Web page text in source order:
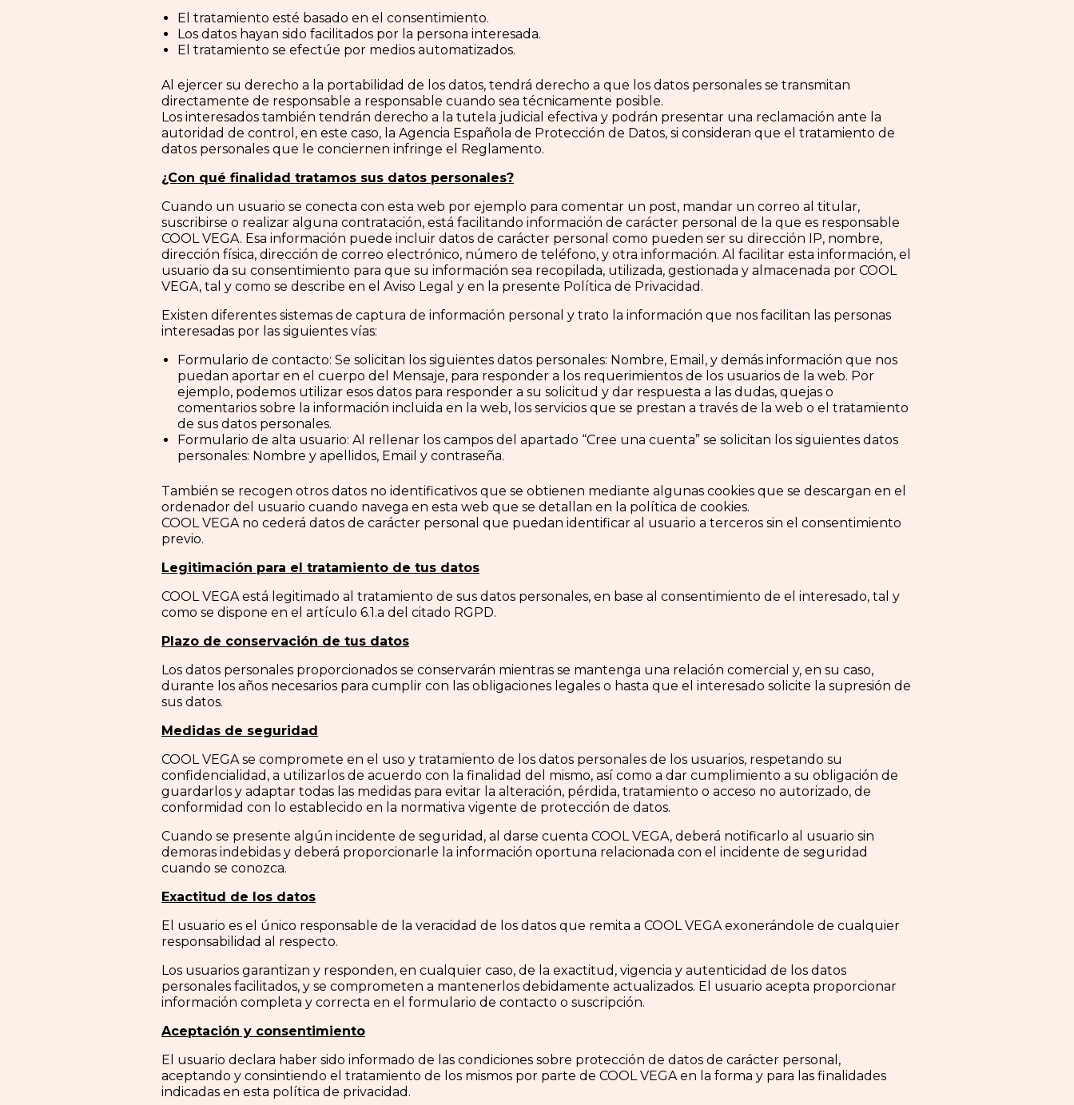
El tratamiento esté basado en el consentimiento.
Los datos hayan sido facilitados por la persona interesada.
El tratamiento se efectúe por medios automatizados.
Al ejercer su derecho a la portabilidad de los datos, tendrá derecho a que los datos personales se transmitan
directamente de responsable a responsable cuando sea técnicamente posible.
Los interesados también tendrán derecho a la tutela judicial efectiva y podrán presentar una reclamación ante la
autoridad de control, en este caso, la Agencia Española de Protección de Datos, si consideran que el tratamiento de
datos personales que le conciernen infringe el Reglamento.
¿Con qué finalidad tratamos sus datos personales?
Cuando un usuario se conecta con esta web por ejemplo para comentar un post, mandar un correo al titular,
suscribirse o realizar alguna contratación, está facilitando información de carácter personal de la que es responsable
COOL VEGA. Esa información puede incluir datos de carácter personal como pueden ser su dirección IP, nombre,
dirección física, dirección de correo electrónico, número de teléfono, y otra información. Al facilitar esta información, el
usuario da su consentimiento para que su información sea recopilada, utilizada, gestionada y almacenada por COOL
VEGA, tal y como se describe en el Aviso Legal y en la presente Política de Privacidad.
Existen diferentes sistemas de captura de información personal y trato la información que nos facilitan las personas
interesadas por las siguientes vías:
Formulario de contacto: Se solicitan los siguientes datos personales: Nombre, Email, y demás información que nos
puedan aportar en el cuerpo del Mensaje, para responder a los requerimientos de los usuarios de la web. Por
ejemplo, podemos utilizar esos datos para responder a su solicitud y dar respuesta a las dudas, quejas o
comentarios sobre la información incluida en la web, los servicios que se prestan a través de la web o el tratamiento
de sus datos personales.
Formulario de alta usuario: Al rellenar los campos del apartado “Cree una cuenta” se solicitan los siguientes datos
personales: Nombre y apellidos, Email y contraseña.
También se recogen otros datos no identificativos que se obtienen mediante algunas cookies que se descargan en el
ordenador del usuario cuando navega en esta web que se detallan en la política de cookies.
COOL VEGA no cederá datos de carácter personal que puedan identificar al usuario a terceros sin el consentimiento
previo.
Legitimación para el tratamiento de tus datos
COOL VEGA está legitimado al tratamiento de sus datos personales, en base al consentimiento de el interesado, tal y
como se dispone en el artículo 6.1.a del citado RGPD.
Plazo de conservación de tus datos
Los datos personales proporcionados se conservarán mientras se mantenga una relación comercial y, en su caso,
durante los años necesarios para cumplir con las obligaciones legales o hasta que el interesado solicite la supresión de
sus datos.
Medidas de seguridad
COOL VEGA se compromete en el uso y tratamiento de los datos personales de los usuarios, respetando su
confidencialidad, a utilizarlos de acuerdo con la finalidad del mismo, así como a dar cumplimiento a su obligación de
guardarlos y adaptar todas las medidas para evitar la alteración, pérdida, tratamiento o acceso no autorizado, de
conformidad con lo establecido en la normativa vigente de protección de datos.
Cuando se presente algún incidente de seguridad, al darse cuenta COOL VEGA, deberá notificarlo al usuario sin
demoras indebidas y deberá proporcionarle la información oportuna relacionada con el incidente de seguridad
cuando se conozca.
Exactitud de los datos
El usuario es el único responsable de la veracidad de los datos que remita a COOL VEGA exonerándole de cualquier
responsabilidad al respecto.
Los usuarios garantizan y responden, en cualquier caso, de la exactitud, vigencia y autenticidad de los datos
personales facilitados, y se comprometen a mantenerlos debidamente actualizados. El usuario acepta proporcionar
información completa y correcta en el formulario de contacto o suscripción.
Aceptación y consentimiento
El usuario declara haber sido informado de las condiciones sobre protección de datos de carácter personal,
aceptando y consintiendo el tratamiento de los mismos por parte de COOL VEGA en la forma y para las finalidades
indicadas en esta política de privacidad.